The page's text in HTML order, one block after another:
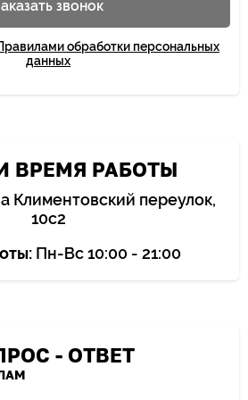
звонок
обработки персональных
данных
ВРЕМЯ РАБОТЫ
Климентовский переулок,
10с2
Пн-Вс 10:00 - 21:00
- ОТВЕТ